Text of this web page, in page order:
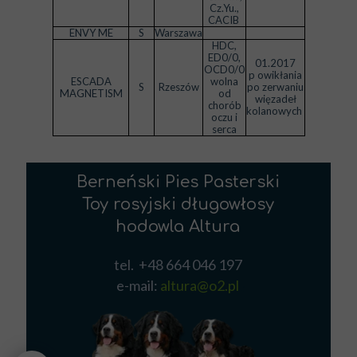
Cz.Yu.,
CACIB
ENVY ME
S Warszawa
ESCADA
MAGNETISM
S Rzeszów
HDC,
ED0/0,
OCD0/0
wolna
od
chorób
oczu i
serca
01.2017
p owikłania
po zerwaniu
więzadeł
kolanowych
Berneński Pies Pasterski
Toy rosyjski długowłosy
hodowla Altura
tel. +48 664 046 197
e-mail: altura@o2.pl
Berneński Pies Pasterski szczeniętaBerneński Pies Pasterski hodowla
AlturaBerneński Pies Pasterski hodowla podkarpacieToy rosyjski
długowłosy hodowlaToy rosyjski szczenięta